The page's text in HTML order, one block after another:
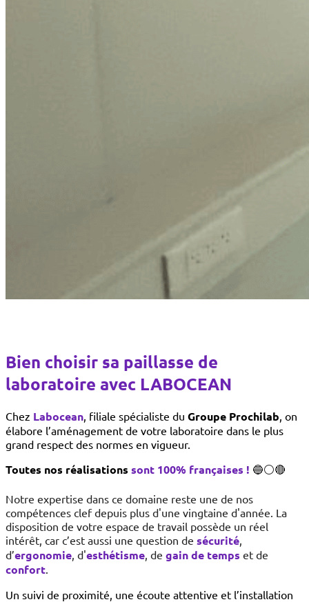
Bien choisir sa paillasse de
laboratoire avec LABOCEAN
Chez Labocean , filiale spécialiste du Groupe Prochilab , on
élabore l’aménagement de votre laboratoire dans le plus
grand respect des normes en vigueur.
Toutes nos réalisations sont 100% françaises ! 🔵⚪🔴
Notre expertise dans ce domaine reste une de nos
compétences clef depuis plus d'une vingtaine d'année. La
disposition de votre espace de travail possède un réel
intérêt, car c’est aussi une question de sécurité
d’ergonomie , d'esthétisme , de gain de temps et de
confort
Un suivi de proximité, une écoute attentive et l’installation